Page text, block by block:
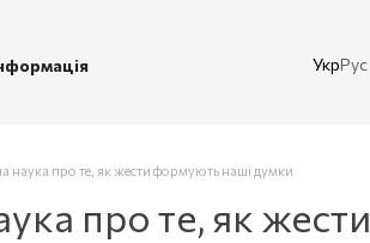
УкрРус
про те, як жести формують наші думки
про те, як жести